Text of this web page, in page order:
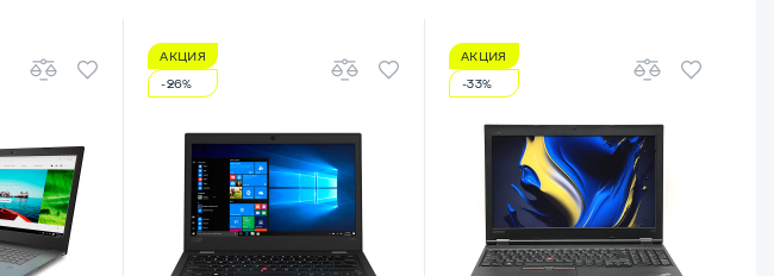
АКЦИЯ
-26%
АКЦИЯ
-33%